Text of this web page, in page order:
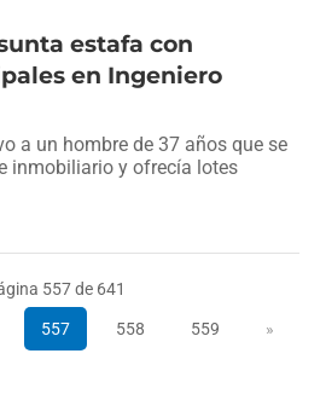
estafa con
en Ingeniero
a un hombre de 37 años que se
inmobiliario y ofrecía lotes
557 de 641
557 558 559 »